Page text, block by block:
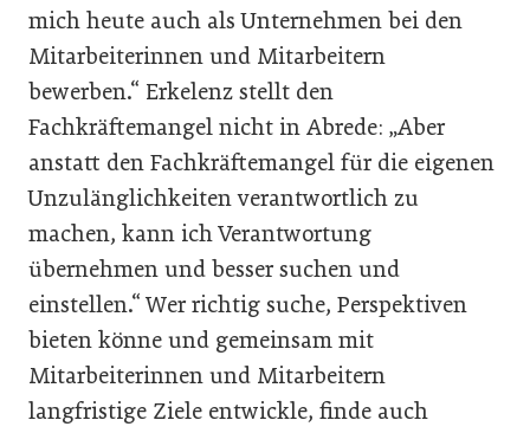
mich heute auch als Unternehmen bei den
Mitarbeiterinnen und Mitarbeitern
bewerben.“ Erkelenz stellt den
Fachkräftemangel nicht in Abrede: „Aber
anstatt den Fachkräftemangel für die eigenen
Unzulänglichkeiten verantwortlich zu
machen, kann ich Verantwortung
übernehmen und besser suchen und
einstellen.“ Wer richtig suche, Perspektiven
bieten könne und gemeinsam mit
Mitarbeiterinnen und Mitarbeitern
langfristige Ziele entwickle, finde auch